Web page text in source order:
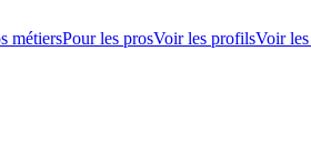
métiersPour les prosVoir les profilsVoir